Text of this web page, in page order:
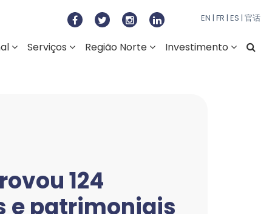
Regional do Norte
EN | FR | ES | 官话
Serviços Região Norte Investimento
124
e patrimoniais